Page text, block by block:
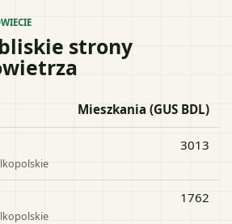
strony
Mieszkania (GUS BDL)
3013
1762